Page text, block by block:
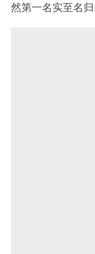
然第一名实至名归